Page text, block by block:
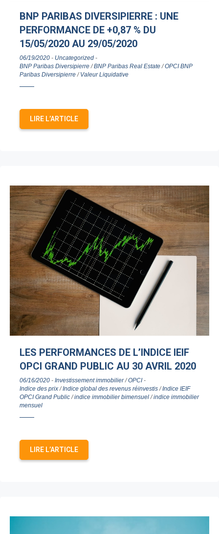
BNP PARIBAS DIVERSIPIERRE : UNE
PERFORMANCE DE +0,87 % DU
15/05/2020 AU 29/05/2020
06/19/2020 - Uncategorized -
BNP Paribas Diversipierre/BNP Paribas Real Estate/OPCI BNP
Paribas Diversipierre/ Valeur Liquidative
LIRE L’ARTICLE
LES PERFORMANCES DE L’INDICE IEIF
OPCI GRAND PUBLIC AU 30 AVRIL 2020
06/16/2020 - Investissement immobilier/OPCI-
Indice des prix/Indice global des revenus réinvestis/Indice IEIF
OPCI Grand Public/indice immobilier bimensuel/indice immobilier
mensuel
LIRE L’ARTICLE